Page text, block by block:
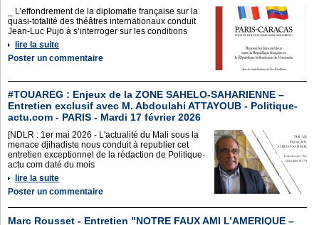
_ L’effondrement de la diplomatie française sur la
quasi-totalité des théâtres internationaux conduit
Jean-Luc Pujo à s’interroger sur les conditions
lire la suite
Poster un commentaire
#TOUAREG : Enjeux de la ZONE SAHELO-SAHARIENNE –
Entretien exclusif avec M. Abdoulahi ATTAYOUB - Politique-
actu.com - PARIS - Mardi 17 février 2026
[NDLR : 1er mai 2026 - L'actualité du Mali sous la
menace djihadiste nous conduit à republier cet
entretien exceptionnel de la rédaction de Politique-
actu com daté du mois
lire la suite
Poster un commentaire
Marc Rousset - Entretien "NOTRE FAUX AMI L’AMERIQUE –